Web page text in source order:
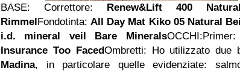
BASE: Correttore: Renew&Lift 400
RimmelFondotinta:All Day Mat Kiko 05 Natural
i.d. mineral veil Bare Minerals
Insurance Too FacedOmbretti: Ho utilizzato due
Madina, in particolare quelle evidenziate: